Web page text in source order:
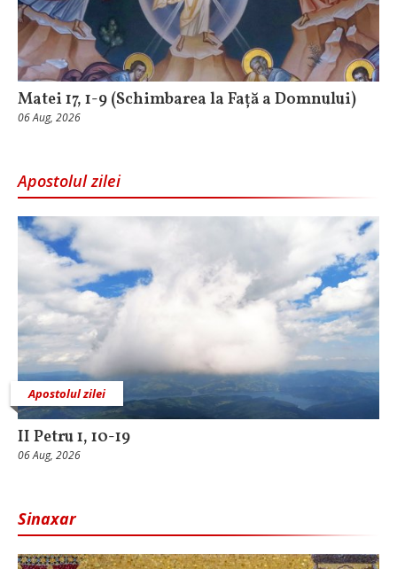
Matei 17, 1-9 (Schimbarea la Față a Domnului)
06 Aug, 2026
Apostolul zilei
Apostolul zilei
II Petru 1, 10-19
06 Aug, 2026
Sinaxar